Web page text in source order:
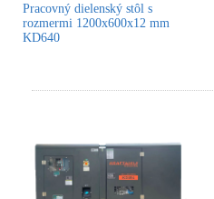
Pracovný dielenský stôl s
rozmermi 1200x600x12 mm
KD640